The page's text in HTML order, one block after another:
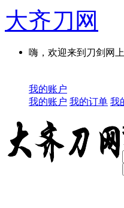
大齐刀网
嗨，欢迎来到刀剑网
我的账户
我的账户 我的订单 我